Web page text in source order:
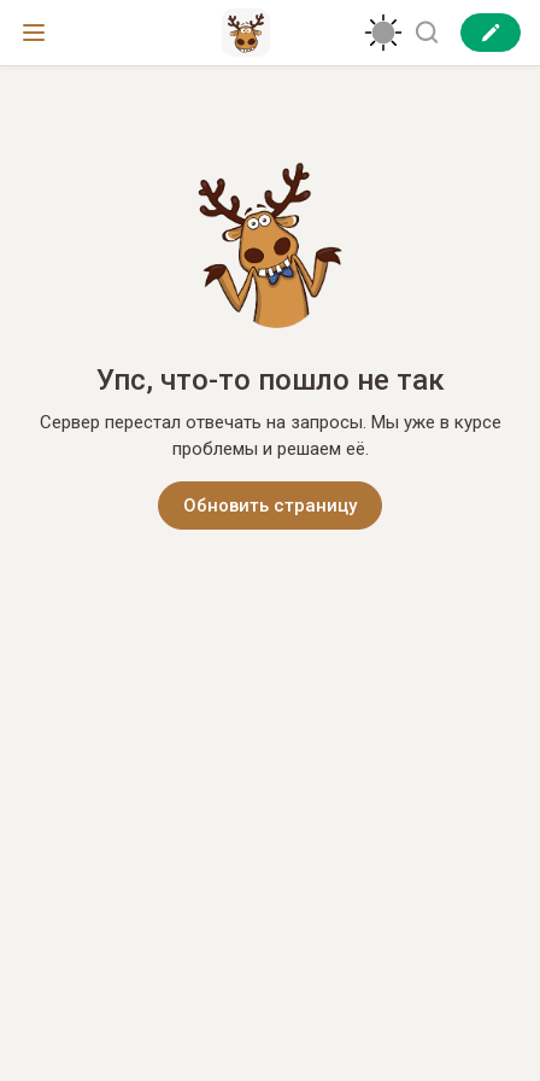
Упс, что-то пошло не так
Сервер перестал отвечать на запросы. Мы уже в курсе
проблемы и решаем её.
Обновить страницу